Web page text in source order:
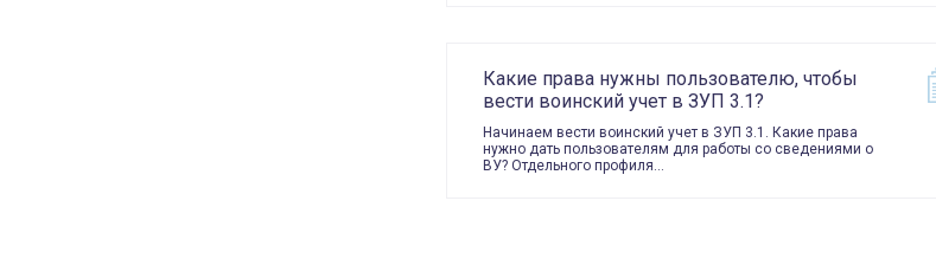
Какие права нужны пользователю, чтобы
вести воинский учет в ЗУП 3.1?
Начинаем вести воинский учет в ЗУП 3.1. Какие права
нужно дать пользователям для работы со сведениями о
ВУ? Отдельного профиля…